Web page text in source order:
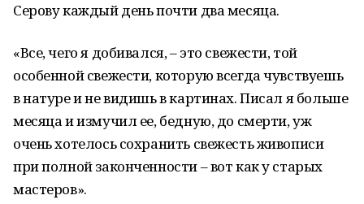
Серову каждый день почти два месяца.
«Все, чего я добивался, – это свежести, той
особенной свежести, которую всегда чувствуешь
в натуре и не видишь в картинах. Писал я больше
месяца и измучил ее, бедную, до смерти, уж
очень хотелось сохранить свежесть живописи
при полной законченности – вот как у старых
мастеров».